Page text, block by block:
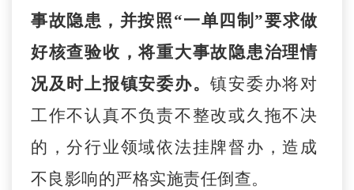
事故隐患，并按照“一单四制”要求做
好核查验收，将重大事故隐患治理情
况及时上报镇安委办。镇安委办将对
工作不认真不负责不整改或久拖不决
的，分行业领域依法挂牌督办，造成
不良影响的严格实施责任倒查。